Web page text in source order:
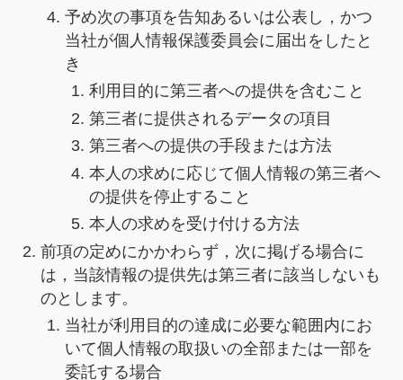
予め次の事項を告知あるいは公表し，かつ
当社が個人情報保護委員会に届出をしたと
き
利用目的に第三者への提供を含むこと
第三者に提供されるデータの項目
第三者への提供の手段または方法
本人の求めに応じて個人情報の第三者へ
の提供を停止すること
本人の求めを受け付ける方法
前項の定めにかかわらず，次に掲げる場合に
は，当該情報の提供先は第三者に該当しないも
のとします。
当社が利用目的の達成に必要な範囲内にお
いて個人情報の取扱いの全部または一部を
委託する場合